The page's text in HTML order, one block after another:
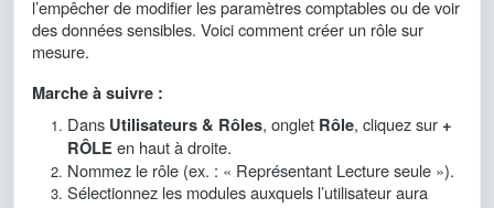
l’empêcher de modifier les paramètres comptables ou de voir
des données sensibles. Voici comment créer un rôle sur
mesure.
Marche à suivre :
Dans Utilisateurs & Rôles, onglet Rôle, cliquez sur+
RÔLEen haut à droite.
Nommez le rôle (ex. : « Représentant Lecture seule »).
Sélectionnez les modules auxquels l’utilisateur aura